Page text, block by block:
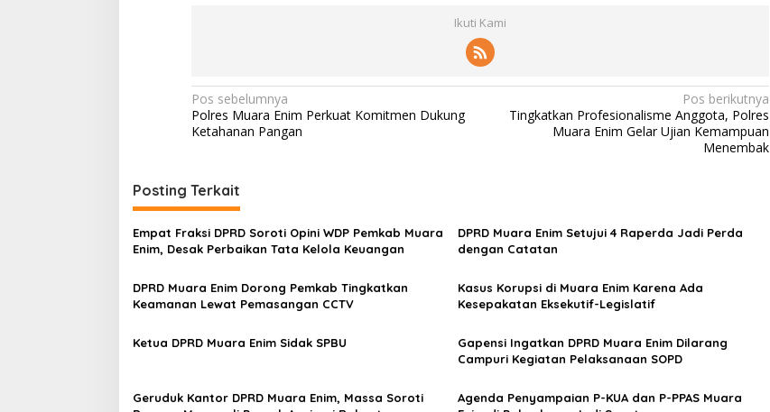
Ikuti Kami
N
a
i
g
a
s
i
p
s
Pos sebelumnya
Polres Muara Enim Perkuat Komitmen Dukung
Ketahanan Pangan
Pos berikutnya
Tingkatkan Profesionalisme Anggota, Polres
Muara Enim Gelar Ujian Kemampuan
Menembak
Posting Terkait
Empat Fraksi DPRD Soroti Opini WDP Pemkab Muara
Enim, Desak Perbaikan Tata Kelola Keuangan
DPRD Muara Enim Setujui 4 Raperda Jadi Perda
dengan Catatan
DPRD Muara Enim Dorong Pemkab Tingkatkan
Keamanan Lewat Pemasangan CCTV
Kasus Korupsi di Muara Enim Karena Ada
Kesepakatan Eksekutif-Legislatif
Ketua DPRD Muara Enim Sidak SPBU
Gapensi Ingatkan DPRD Muara Enim Dilarang
Campuri Kegiatan Pelaksanaan SOPD
Geruduk Kantor DPRD Muara Enim, Massa Soroti
Agenda Penyampaian P-KUA dan P-PPAS Muara